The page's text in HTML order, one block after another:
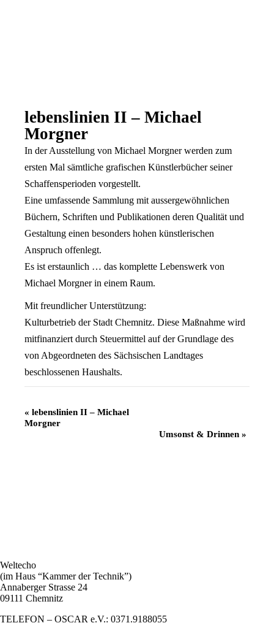
lebenslinien II – Michael
Morgner
In der Ausstellung von Michael Morgner werden zum
ersten Mal sämtliche grafischen Künstlerbücher seiner
Schaffensperioden vorgestellt.
Eine umfassende Sammlung mit aussergewöhnlichen
Büchern, Schriften und Publikationen deren Qualität und
Gestaltung einen besonders hohen künstlerischen
Anspruch offenlegt.
Es ist erstaunlich … das komplette Lebenswerk von
Michael Morgner in einem Raum.
Mit freundlicher Unterstützung:
Kulturbetrieb der Stadt Chemnitz. Diese Maßnahme wird
mitfinanziert durch Steuermittel auf der Grundlage des
von Abgeordneten des Sächsischen Landtages
beschlossenen Haushalts.
Veranstaltung
Navigation
« lebenslinien II – Michael
Morgner
Umsonst & Drinnen »
Weltecho
(im Haus “Kammer der Technik”)
Annaberger Strasse 24
09111 Chemnitz
TELEFON – OSCAR e.V.: 0371.9188055